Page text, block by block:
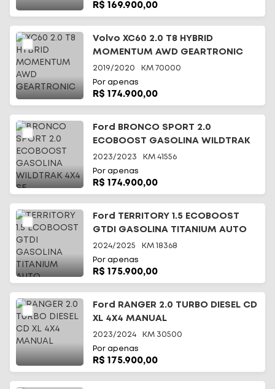
R$ 169.900,00
Volvo XC60 2.0 T8 HYBRID
MOMENTUM AWD GEARTRONIC
2019/2020 KM 70000
Por apenas
R$ 174.900,00
Ford BRONCO SPORT 2.0
ECOBOOST GASOLINA WILDTRAK
4X4 SE
2023/2023 KM 41556
Por apenas
R$ 174.900,00
Ford TERRITORY 1.5 ECOBOOST
GTDI GASOLINA TITANIUM AUTO
2024/2025 KM 18368
Por apenas
R$ 175.900,00
Ford RANGER 2.0 TURBO DIESEL CD
XL 4X4 MANUAL
2023/2024 KM 30500
Por apenas
R$ 175.900,00